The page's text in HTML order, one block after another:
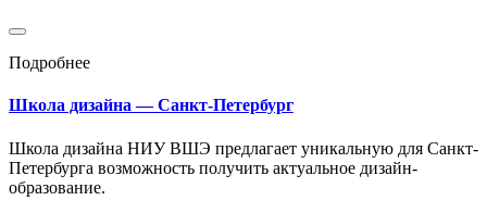
Подробнее
Школа дизайна — Санкт-Петербург
Школа дизайна НИУ ВШЭ предлагает уникальную для Санкт-
Петербурга возможность получить актуальное дизайн-
образование.